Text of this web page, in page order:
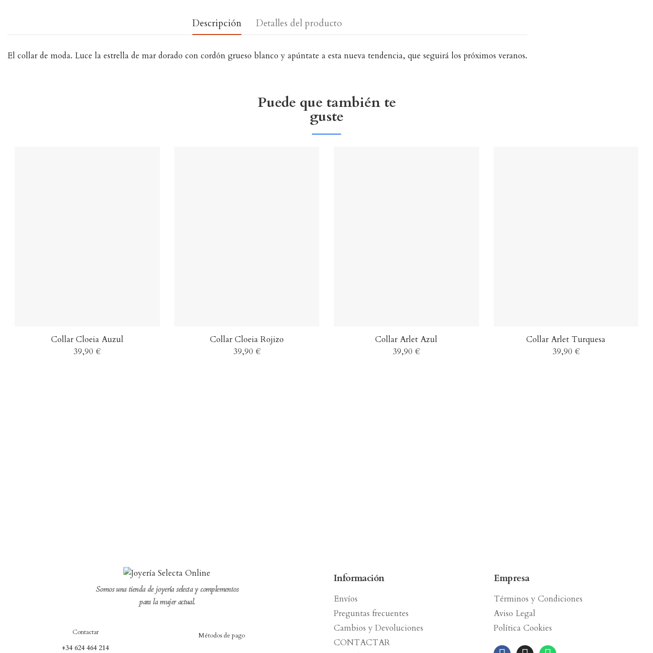
Descripción Detalles del producto
El collar de moda. Luce la estrella de mar dorado con cordón grueso blanco y apúntate a esta nueva tendencia, que seguirá los próximos veranos.
Puede que también te
guste
Collar Cloeia Auzul
39,90 €
Collar Cloeia Rojizo
39,90 €
Collar Arlet Azul
39,90 €
Collar Arlet Turquesa
39,90 €
Somos una tienda de joyería selecta y complementos
para la mujer actual.
Contactar
+34 624 464 214
Métodos de pago
Información
Envíos
Preguntas frecuentes
Cambios y Devoluciones
CONTACTAR
Empresa
Términos y Condiciones
Aviso Legal
Política Cookies